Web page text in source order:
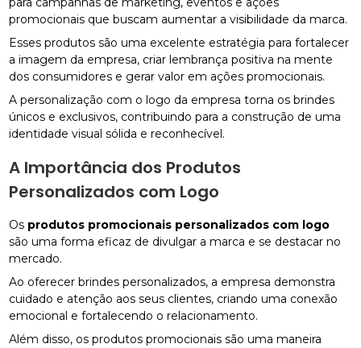
promocionais que buscam aumentar a visibilidade da marca.
Esses produtos são uma excelente estratégia para fortalecer
a imagem da empresa, criar lembrança positiva na mente
dos consumidores e gerar valor em ações promocionais.
A personalização com o logo da empresa torna os brindes
únicos e exclusivos, contribuindo para a construção de uma
identidade visual sólida e reconhecível.
A Importância dos Produtos
Personalizados com Logo
Os produtos promocionais personalizados com logo
são uma forma eficaz de divulgar a marca e se destacar no
mercado.
Ao oferecer brindes personalizados, a empresa demonstra
cuidado e atenção aos seus clientes, criando uma conexão
emocional e fortalecendo o relacionamento.
Além disso, os produtos promocionais são uma maneira